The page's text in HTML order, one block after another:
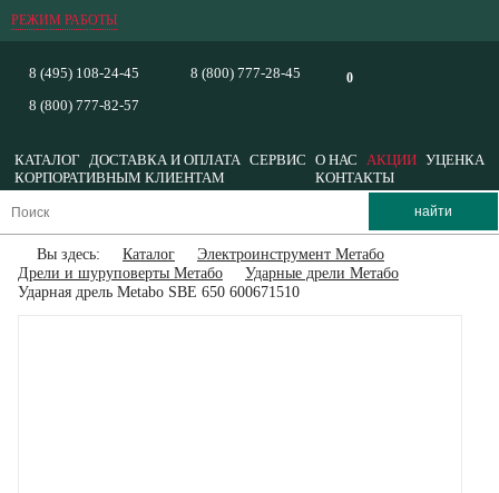
РЕЖИМ РАБОТЫ
0
8 (495) 108-24-45
8 (800) 777-82-57
8 (800) 777-28-45
КАТАЛОГ ДОСТАВКА И ОПЛАТА СЕРВИС О НАС АКЦИИ УЦЕНКА
КОРПОРАТИВНЫМ КЛИЕНТАМ
КОНТАКТЫ
Вы здесь: Каталог
Электроинструмент Метабо
Дрели и шуруповерты Метабо
Ударные дрели Метабо
Ударная дрель Metabo SBE 650 600671510